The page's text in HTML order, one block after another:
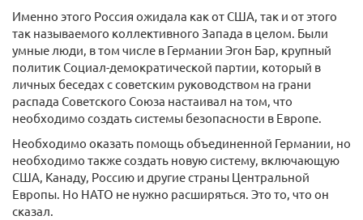
Именно этого Россия ожидала как от США, так и от этого
так называемого коллективного Запада в целом. Были
умные люди, в том числе в Германии Эгон Бар, крупный
политик Социал-демократической партии, который в
личных беседах с советским руководством на грани
распада Советского Союза настаивал на том, что
необходимо создать системы безопасности в Европе.
Необходимо оказать помощь объединенной Германии, но
необходимо также создать новую систему, включающую
США, Канаду, Россию и другие страны Центральной
Европы. Но НАТО не нужно расширяться. Это то, что он
сказал.